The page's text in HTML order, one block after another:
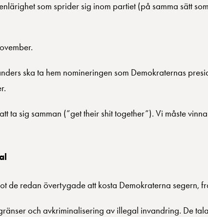
som sprider sig inom partiet (på samma sätt
ska ta hem nomineringen som Demokraternas
ta sig samman (”get their shit together”). Vi måste
de redan övertygade att kosta Demokraterna segern,
och avkriminalisering av illegal invandring. De